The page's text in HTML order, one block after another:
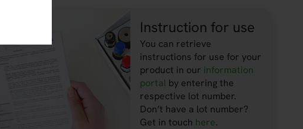
Instruction for use
You can retrieve
instructions for use for your
product in our information
portalby entering the
respective lot number.
Don’t have a lot number?
Get in touch here.